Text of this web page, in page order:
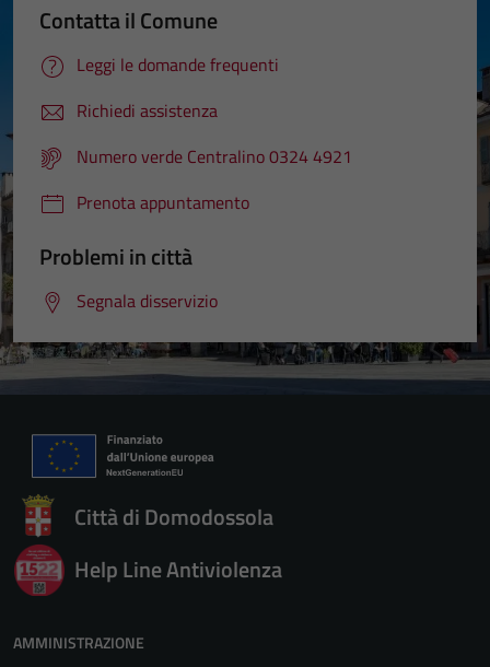
Contatta il Comune
Leggi le domande frequenti
Richiedi assistenza
Numero verde Centralino 0324 4921
Prenota appuntamento
Problemi in città
Segnala disservizio
Città di Domodossola
Help Line Antiviolenza
AMMINISTRAZIONE